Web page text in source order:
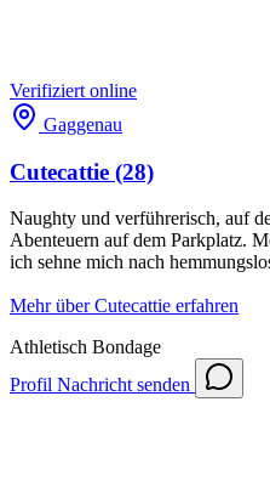
Verifiziert online
Gaggenau
Cutecattie (28)
Naughty und verführerisch, auf
Abenteuern auf dem Parkplatz.
ich sehne mich nach
Mehr über Cutecattie erfahren
Athletisch Bondage
Profil Nachricht senden